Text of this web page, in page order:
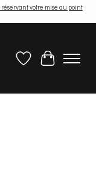
votre mise au point
Liste de souhaits
Panier